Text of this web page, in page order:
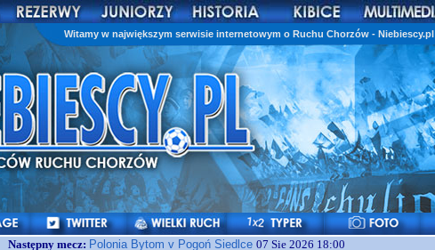
Witamy w największym serwisie internetowym o Ruchu Chorzów - Niebiescy.pl
Następny mecz: Polonia Bytom v Pogoń Siedlce 07 Sie 2026 18:00